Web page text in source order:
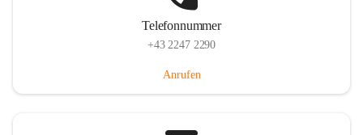
Telefonnummer
+43 2247 2290
Anrufen